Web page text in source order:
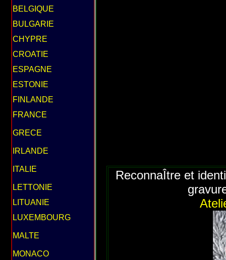
BELGIQUE
BULGARIE
CHYPRE
CROATIE
ESPAGNE
ESTONIE
FINLANDE
FRANCE
GRECE
IRLANDE
ITALIE
LETTONIE
LITUANIE
LUXEMBOURG
MALTE
MONACO
ReconnaÎtre et